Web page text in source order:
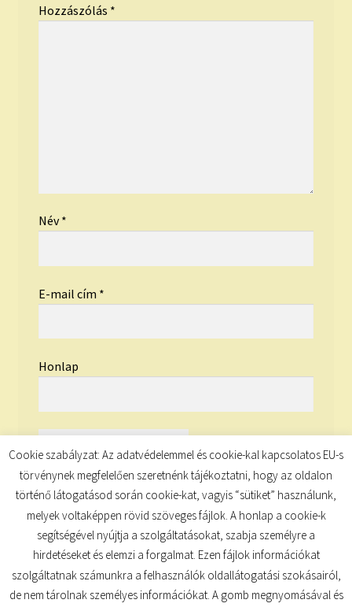
Hozzászólás *
Név*
E-mail cím *
Honlap
© TUDATKULCS 2026
Cookie szabályzat: Az adatvédelemmel és cookie-kal kapcsolatos EU-s
törvénynek megfelelően szeretnénk tájékoztatni, hogy az oldalon
történő látogatásod során cookie-kat, vagyis “sütiket” használunk,
melyek voltaképpen rövid szöveges fájlok. A honlap a cookie-k
segítségével nyújtja a szolgáltatásokat, szabja személyre a
hirdetéseket és elemzi a forgalmat. Ezen fájlok információkat
szolgáltatnak számunkra a felhasználók oldallátogatási szokásairól,
de nem tárolnak személyes információkat. A gomb megnyomásával és